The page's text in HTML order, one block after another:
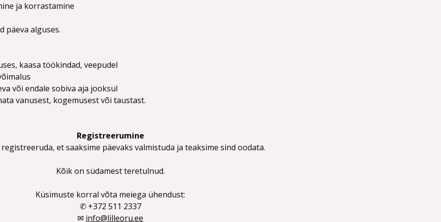
ja korrastamine
päeva alguses.
kaasa töökindad, veepudel
või endale sobiva aja jooksul
vanusest, kogemusest või taustast.
Registreerumine
et saaksime päevaks valmistuda ja teaksime sind oodata.
Kõik on südamest teretulnud.
Küsimuste korral võta meiega ühendust:
✆ +372 511 2337
✉ info@lilleoru.ee